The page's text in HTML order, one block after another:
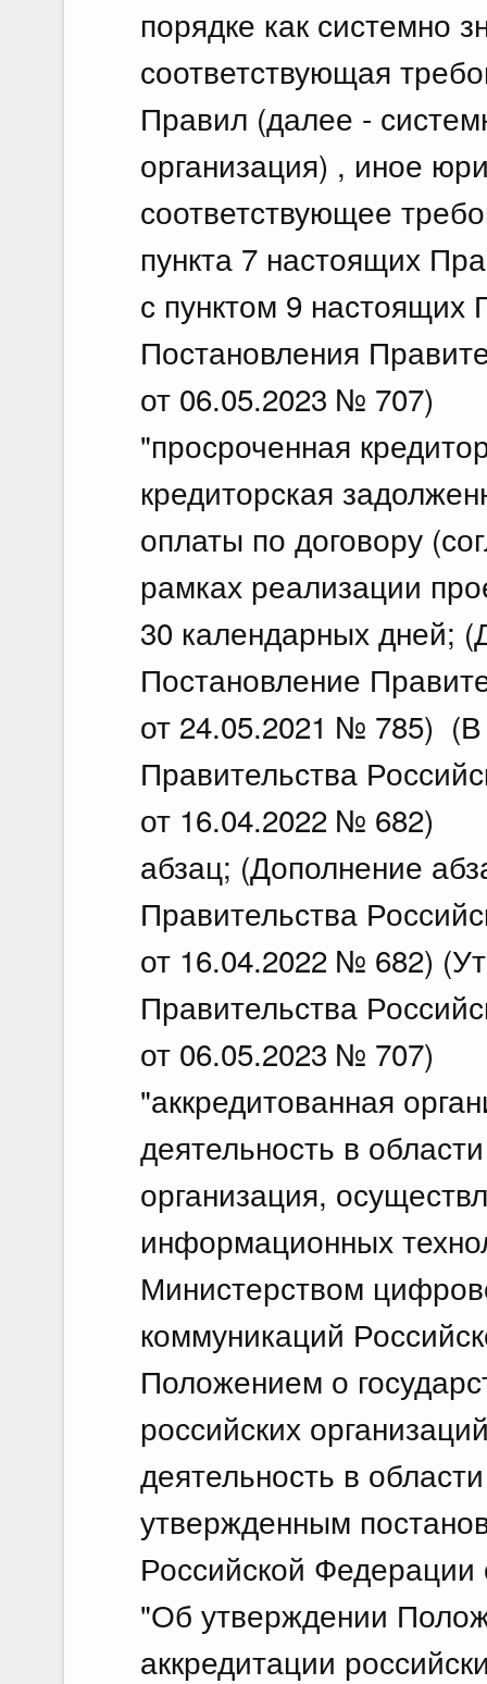
порядке как системно
соответствующая
Правил (далее -
организация) , иное
соответствующее
пункта 7 настоящих
с пунктом 9
Постановления
от 06.05.2023 № 707)
"просроченная
кредиторская
оплаты по договору
рамках реализации
30 календарных дней;
Постановление
от 24.05.2021 № 785)
Правительства
от 16.04.2022 № 682)
абзац; (Дополнение
Правительства
от 16.04.2022 № 682)
Правительства
от 06.05.2023 № 707)
"аккредитованная
деятельность в
организация,
информационных
Министерством
коммуникаций
Положением о
российских
деятельность в
утвержденным
Российской
"Об утверждении
аккредитации